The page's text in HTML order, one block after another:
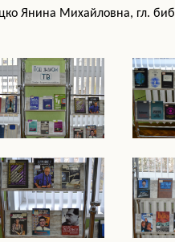
Янина Михайловна, гл.